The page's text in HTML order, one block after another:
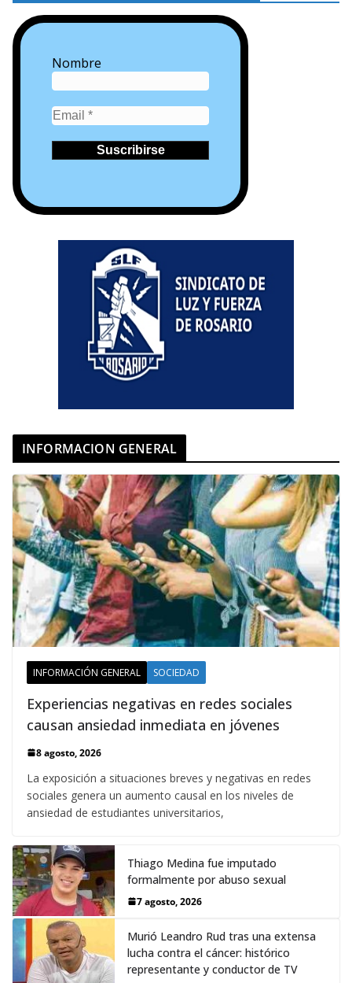
Nombre
INFORMACION GENERAL
INFORMACIÓN GENERAL SOCIEDAD
Experiencias negativas en redes sociales
causan ansiedad inmediata en jóvenes
8 agosto, 2026
La exposición a situaciones breves y negativas en redes
sociales genera un aumento causal en los niveles de
ansiedad de estudiantes universitarios,
Thiago Medina fue imputado
formalmente por abuso sexual
7 agosto, 2026
Murió Leandro Rud tras una extensa
lucha contra el cáncer: histórico
representante y conductor de TV